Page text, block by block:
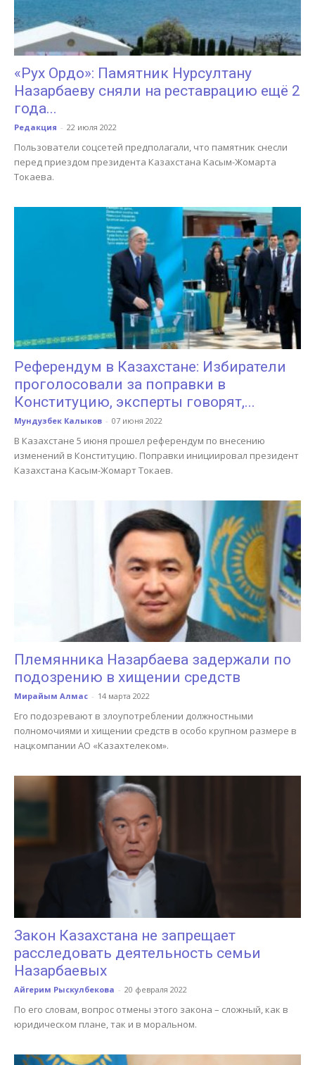
«Рух Ордо»: Памятник Нурсултану
Назарбаеву сняли на реставрацию ещё 2
года...
Редакция - 22 июля 2022
Пользователи соцсетей предполагали, что памятник снесли
перед приездом президента Казахстана Касым-Жомарта
Токаева.
Референдум в Казахстане: Избиратели
проголосовали за поправки в
Конституцию, эксперты говорят,...
Мундузбек Калыков - 07 июня 2022
В Казахстане 5 июня прошел референдум по внесению
изменений в Конституцию. Поправки инициировал президент
Казахстана Касым-Жомарт Токаев.
Племянника Назарбаева задержали по
подозрению в хищении средств
Мирайым Алмас - 14 марта 2022
Его подозревают в злоупотреблении должностными
полномочиями и хищении средств в особо крупном размере в
нацкомпании АО «Казахтелеком».
Закон Казахстана не запрещает
расследовать деятельность семьи
Назарбаевых
Айгерим Рыскулбекова - 20 февраля 2022
По его словам, вопрос отмены этого закона – сложный, как в
юридическом плане, так и в моральном.